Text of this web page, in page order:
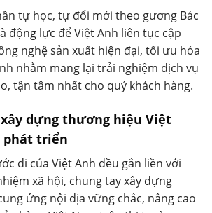
tự học, tự đổi mới theo gương Bác
động lực để Việt Anh liên tục cập
nghệ sản xuất hiện đại, tối ưu hóa
nhằm mang lại trải nghiệm dịch vụ
tận tâm nhất cho quý khách hàng.
xây dựng thương hiệu Việt
phát triển
đi của Việt Anh đều gắn liền với
xã hội, chung tay xây dựng
ứng nội địa vững chắc, nâng cao